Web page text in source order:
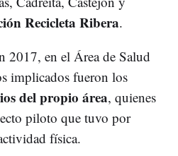
Recicleta Ribera.
2017, en el Área de Salud
implicados fueron los
del propio área, quienes
piloto que tuvo por
física.